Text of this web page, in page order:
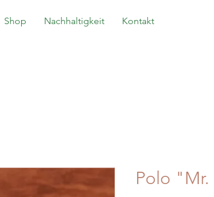
Shop Nachhaltigkeit Kontakt
Polo "Mr.